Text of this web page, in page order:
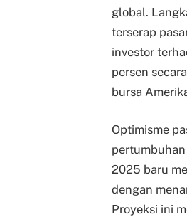
global.
terserap
investor
persen
bursa
Optimisme
2025 baru
dengan
Proyeksi ini